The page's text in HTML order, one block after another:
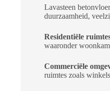
Lavasteen
duurzaamheid,
Residentiële
waaronder
Commerciële
ruimtes zoals